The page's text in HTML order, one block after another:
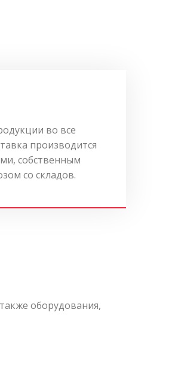
во все
производится
собственным
со складов.
оборудования,